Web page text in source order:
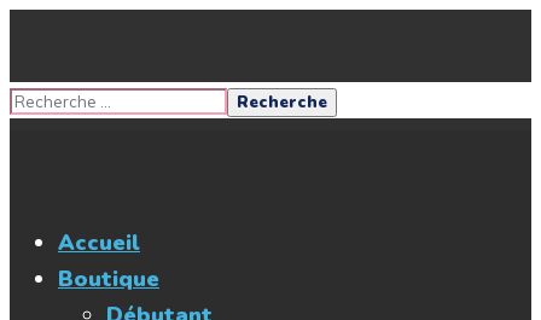
Accueil
Boutique